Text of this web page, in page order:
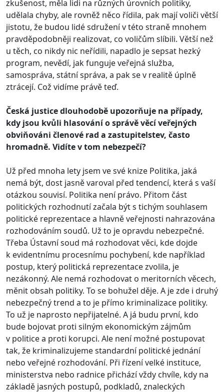
zkušenost, měla lidi na různých úrovních politiky,
udělala chyby, ale rovněž něco řídila, pak mají voliči větší
jistotu, že budou lidé sdružení v této straně mnohem
pravděpodobněji realizovat, co voličům slíbili. Větší než
u těch, co nikdy nic neřídili, napadlo je sepsat hezký
program, nevědí, jak funguje veřejná služba,
samospráva, státní správa, a pak se v realitě úplně
ztrácejí. Což vidíme právě teď.
Česká justice dlouhodobě upozorňuje na případy,
kdy jsou kvůli hlasování o správě věcí veřejných
obviňováni členové rad a zastupitelstev, často
hromadně. Vidíte v tom nebezpečí?
Už před mnoha lety jsem ve své knize Politika, jaká
nemá být, dost jasně varoval před tendencí, která s vaší
otázkou souvisí. Politika není právo. Přitom část
politických rozhodnutí začala být s tichým souhlasem
politické reprezentace a hlavně veřejnosti nahrazována
rozhodováním soudů. Už to je opravdu nebezpečné.
Třeba Ústavní soud má rozhodovat věci, kde dojde
k evidentnímu procesnímu pochybení, kde například
postup, který politická reprezentace zvolila, je
nezákonný. Ale nemá rozhodovat o meritorních věcech,
měnit obsah politiky. To se bohužel děje. A je zde i druhý
nebezpečný trend a to je přímo kriminalizace politiky.
To už je naprosto nepřijatelné. A já budu první, kdo
bude bojovat proti silným ekonomickým zájmům
v politice a proti korupci. Ale není možné postupovat
tak, že kriminalizujeme standardní politické jednání
nebo veřejné rozhodování. Při řízení velké instituce,
ministerstva nebo radnice přichází vždy chvíle, kdy na
základě jasných postupů, podkladů, znaleckých